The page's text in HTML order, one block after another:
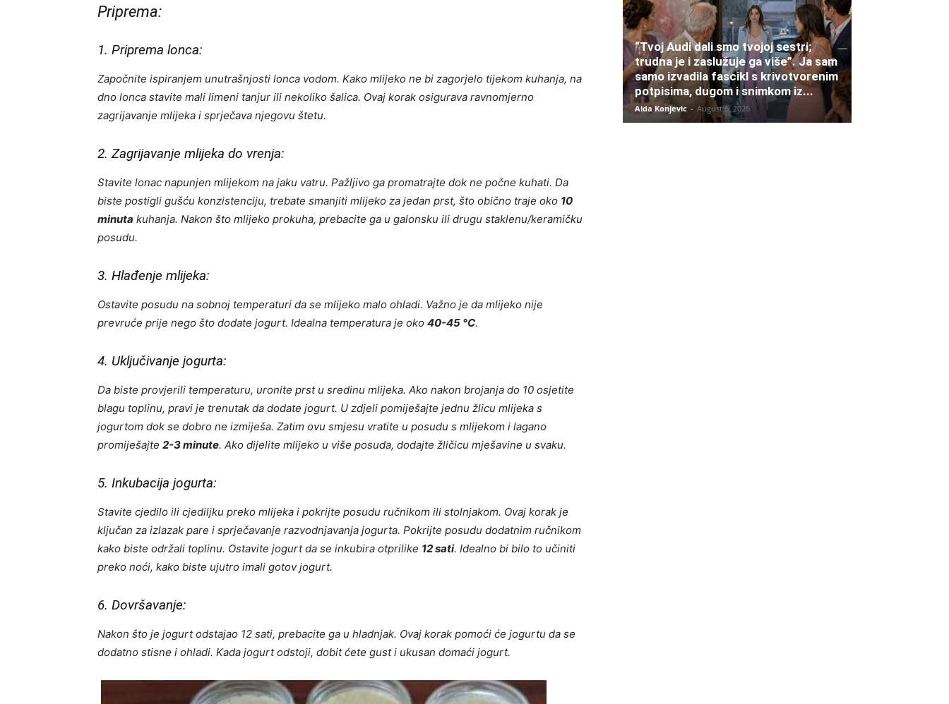
Priprema:
1. Priprema lonca:
Započnite ispiranjem unutrašnjosti lonca vodom. Kako mlijeko ne bi zagorjelo tijekom kuhanja, na
dno lonca stavite mali limeni tanjur ili nekoliko šalica. Ovaj korak osigurava ravnomjerno
zagrijavanje mlijeka i sprječava njegovu štetu.
2. Zagrijavanje mlijeka do vrenja:
Stavite lonac napunjen mlijekom na jaku vatru. Pažljivo ga promatrajte dok ne počne kuhati. Da
biste postigli gušću konzistenciju, trebate smanjiti mlijeko za jedan prst, što obično traje oko 10
minuta kuhanja. Nakon što mlijeko prokuha, prebacite ga u galonsku ili drugu staklenu/keramičku
posudu.
3. Hlađenje mlijeka:
Ostavite posudu na sobnoj temperaturi da se mlijeko malo ohladi. Važno je da mlijeko nije
prevruće prije nego što dodate jogurt. Idealna temperatura je oko 40-45 °C.
4. Uključivanje jogurta:
Da biste provjerili temperaturu, uronite prst u sredinu mlijeka. Ako nakon brojanja do 10 osjetite
blagu toplinu, pravi je trenutak da dodate jogurt. U zdjeli pomiješajte jednu žlicu mlijeka s
jogurtom dok se dobro ne izmiješa. Zatim ovu smjesu vratite u posudu s mlijekom i lagano
promiješajte 2-3 minute. Ako dijelite mlijeko u više posuda, dodajte žličicu mješavine u svaku.
5. Inkubacija jogurta:
Stavite cjedilo ili cjediljku preko mlijeka i pokrijte posudu ručnikom ili stolnjakom. Ovaj korak je
ključan za izlazak pare i sprječavanje razvodnjavanja jogurta. Pokrijte posudu dodatnim ručnikom
kako biste održali toplinu. Ostavite jogurt da se inkubira otprilike 12 sati. Idealno bi bilo to učiniti
preko noći, kako biste ujutro imali gotov jogurt.
6. Dovršavanje:
Nakon što je jogurt odstajao 12 sati, prebacite ga u hladnjak. Ovaj korak pomoći će jogurtu da se
dodatno stisne i ohladi. Kada jogurt odstoji, dobit ćete gust i ukusan domaći jogurt.
“Tvoj Audi dali smo tvojoj sestri;
trudna je i zaslužuje ga više”. Ja sam
samo izvadila fascikl s krivotvorenim
potpisima, dugom i snimkom iz...
Aida Konjevic - August 6, 2026